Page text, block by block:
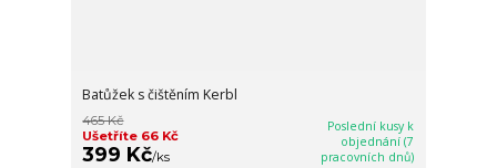
Batůžek s čištěním Kerbl
465 Kč
Ušetříte 66 Kč
399 Kč/ks
Poslední kusy k
objednání (7
pracovních dnů)